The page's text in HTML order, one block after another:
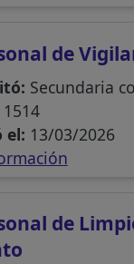
de
Secundaria
1514
el: 13/03/2026
de